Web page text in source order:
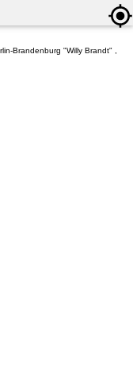
Brandenburg "Willy Brandt" ,